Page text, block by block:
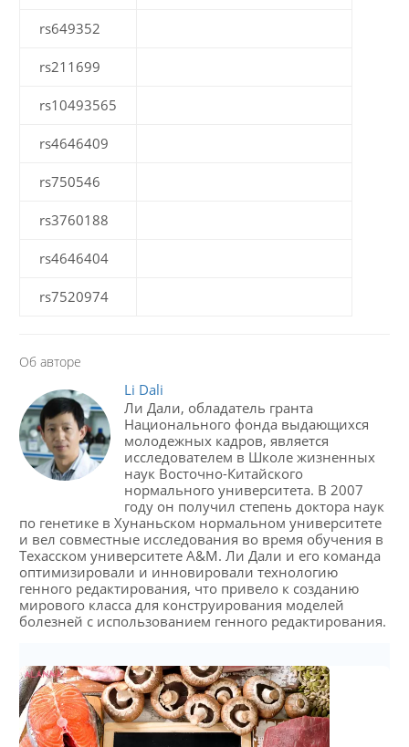
rs649352
rs211699
rs10493565
rs4646409
rs750546
rs3760188
rs4646404
rs7520974
Об авторе
Li Dali
Ли Дали, обладатель гранта
Национального фонда выдающихся
молодежных кадров, является
исследователем в Школе жизненных
наук Восточно-Китайского
нормального университета. В 2007
году он получил степень доктора наук
по генетике в Хунаньском нормальном университете
и вел совместные исследования во время обучения в
Техасском университете A&M. Ли Дали и его команда
оптимизировали и инновировали технологию
генного редактирования, что привело к созданию
мирового класса для конструирования моделей
болезней с использованием генного редактирования.